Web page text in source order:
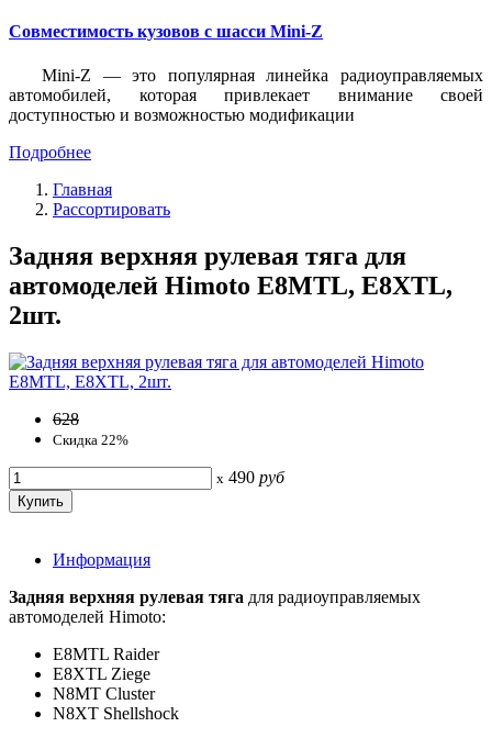
Совместимость кузовов с шасси Mini-Z
Mini-Z — это популярная линейка радиоуправляемых
автомобилей, которая привлекает внимание своей
доступностью и возможностью модификации
Подробнее
Главная
Рассортировать
Задняя верхняя рулевая тяга для
автомоделей Himoto E8MTL, E8XTL,
2шт.
628
Скидка 22%
x 490 руб
Информация
Задняя верхняя рулевая тяга для радиоуправляемых
автомоделей Himoto:
E8MTL Raider
E8XTL Ziege
N8MT Cluster
N8XT Shellshock